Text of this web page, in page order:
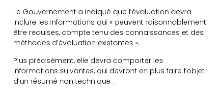
Le Gouvernement a indiqué que l’évaluation devra
inclure les informations qui « peuvent raisonnablement
être requises, compte tenu des connaissances et des
méthodes d’évaluation existantes ».
Plus précisément, elle devra comporter les
informations suivantes, qui devront en plus faire l’objet
d’un résumé non technique :